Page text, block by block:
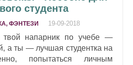
студента
ФЭНТЕЗИ 19-09-2018
твой напарник по учебе —
а ты — лучшая студентка на
попытаться личным